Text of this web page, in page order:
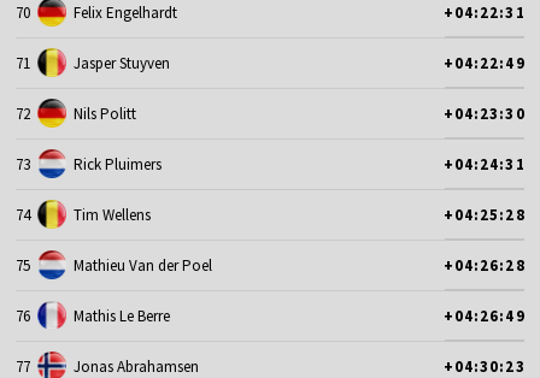
70 Felix Engelhardt +04:22:31
71 Jasper Stuyven +04:22:49
72 Nils Politt +04:23:30
73 Rick Pluimers +04:24:31
74 Tim Wellens +04:25:28
75 Mathieu Van der Poel +04:26:28
76 Mathis Le Berre +04:26:49
77 Jonas Abrahamsen +04:30:23